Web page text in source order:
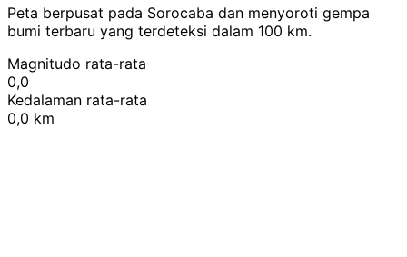
Peta berpusat pada Sorocaba dan menyoroti gempa
bumi terbaru yang terdeteksi dalam 100 km.
Magnitudo rata-rata
0,0
Kedalaman rata-rata
0,0 km